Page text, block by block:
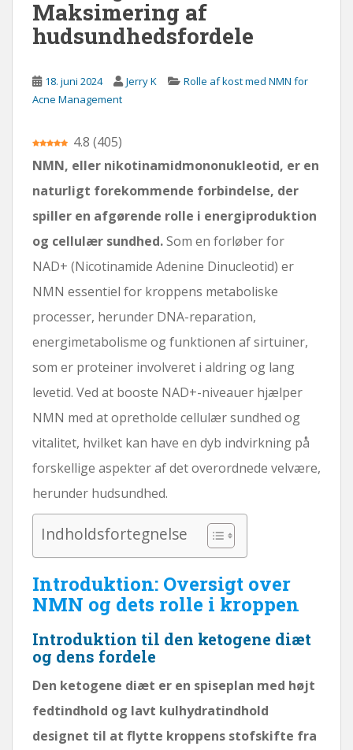
Maksimering af
hudsundhedsfordele
18. juni 2024 Jerry K
Rolle af kost med NMN for
Acne Management
4.8 (405)
NMN, eller nikotinamidmononukleotid, er en
naturligt forekommende forbindelse, der
spiller en afgørende rolle i energiproduktion
og cellulær sundhed.Som en forløber for
NAD+ (Nicotinamide Adenine Dinucleotid) er
NMN essentiel for kroppens metaboliske
processer, herunder DNA-reparation,
energimetabolisme og funktionen af ​​sirtuiner,
som er proteiner involveret i aldring og lang
levetid. Ved at booste NAD+-niveauer hjælper
NMN med at opretholde cellulær sundhed og
vitalitet, hvilket kan have en dyb indvirkning på
forskellige aspekter af det overordnede velvære,
herunder hudsundhed.
Indholdsfortegnelse
Introduktion: Oversigt over
NMN og dets rolle i kroppen
Introduktion til den ketogene diæt
og dens fordele
Den ketogene diæt er en spiseplan med højt
fedtindhold og lavt kulhydratindhold
designet til at flytte kroppens stofskifte fra